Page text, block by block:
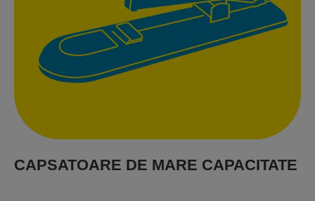
CAPSATOARE DE MARE CAPACITATE